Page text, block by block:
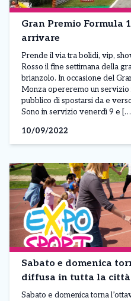
Gran Premio Formula
arrivare
Prende il via tra bolidi, vip,
Rosso il fine settimana della
brianzolo. In occasione del
Monza opereremo un
pubblico di spostarsi da e
Sono in servizio venerdì 9 e […]
10/09/2022
Sabato e domenica
diffusa in tutta la città
Sabato e domenica torna